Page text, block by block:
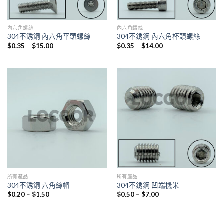
內六角螺絲
304不銹鋼 內六角平頭螺絲
$0.35 – $15.00
內六角螺絲
304不銹鋼 內六角杯頭螺絲
$0.35 – $14.00
所有產品
304不銹鋼 六角絲帽
$0.20– $1.50
所有產品
304不銹鋼 凹端機米
$0.50– $7.00